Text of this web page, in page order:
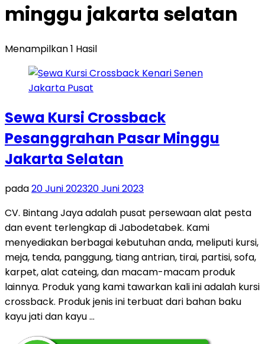
minggu jakarta selatan
Menampilkan 1 Hasil
Sewa Kursi Crossback
Pesanggrahan Pasar Minggu
Jakarta Selatan
pada20 Juni 202320 Juni 2023
CV. Bintang Jaya adalah pusat persewaan alat pesta
dan event terlengkap di Jabodetabek. Kami
menyediakan berbagai kebutuhan anda, meliputi kursi,
meja, tenda, panggung, tiang antrian, tirai, partisi, sofa,
karpet, alat cateing, dan macam-macam produk
lainnya. Produk yang kami tawarkan kali ini adalah kursi
crossback. Produk jenis ini terbuat dari bahan baku
kayu jati dan kayu …